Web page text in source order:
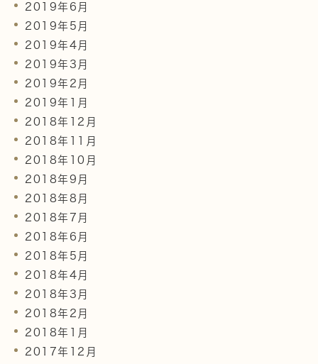
2019年6月
2019年5月
2019年4月
2019年3月
2019年2月
2019年1月
2018年12月
2018年11月
2018年10月
2018年9月
2018年8月
2018年7月
2018年6月
2018年5月
2018年4月
2018年3月
2018年2月
2018年1月
2017年12月